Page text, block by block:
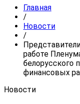
Главная
/
Новости
/
работе
белорусского
финансовых
Новости